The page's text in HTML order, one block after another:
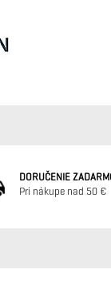
DORUČENIE
Pri nákupe nad 50 €